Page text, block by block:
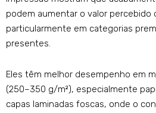
podem aumentar o valor percebido
particularmente em categorias
presentes.
Eles têm melhor desempenho em
(250–350 g/m²), especialmente
capas laminadas foscas, onde o